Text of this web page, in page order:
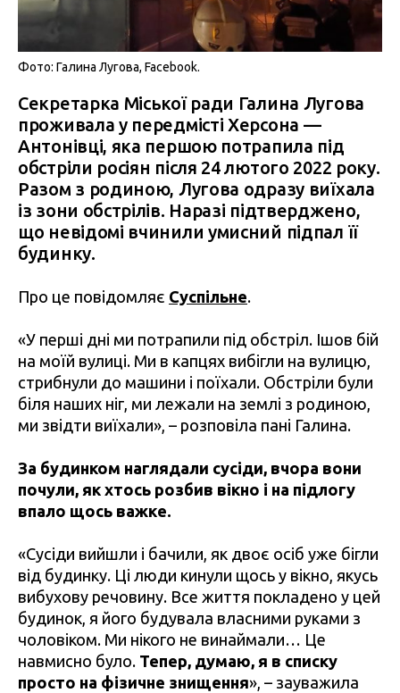
Фото: Галина Лугова, Facebook.
Секретарка Міської ради Галина Лугова
проживала у передмісті Херсона —
Антонівці, яка першою потрапила під
обстріли росіян після 24 лютого 2022 року.
Разом з родиною, Лугова одразу виїхала
із зони обстрілів. Наразі підтверджено,
що невідомі вчинили умисний підпал її
будинку.
Про це повідомляє Суспільне.
«У перші дні ми потрапили під обстріл. Ішов бій
на моїй вулиці. Ми в капцях вибігли на вулицю,
стрибнули до машини і поїхали. Обстріли були
біля наших ніг, ми лежали на землі з родиною,
ми звідти виїхали», – розповіла пані Галина.
За будинком наглядали сусіди, вчора вони
почули, як хтось розбив вікно і на підлогу
впало щось важке.
«Сусіди вийшли і бачили, як двоє осіб уже бігли
від будинку. Ці люди кинули щось у вікно, якусь
вибухову речовину. Все життя покладено у цей
будинок, я його будувала власними руками з
чоловіком. Ми нікого не винаймали… Це
навмисно було. Тепер, думаю, я в списку
просто на фізичне знищення», – зауважила